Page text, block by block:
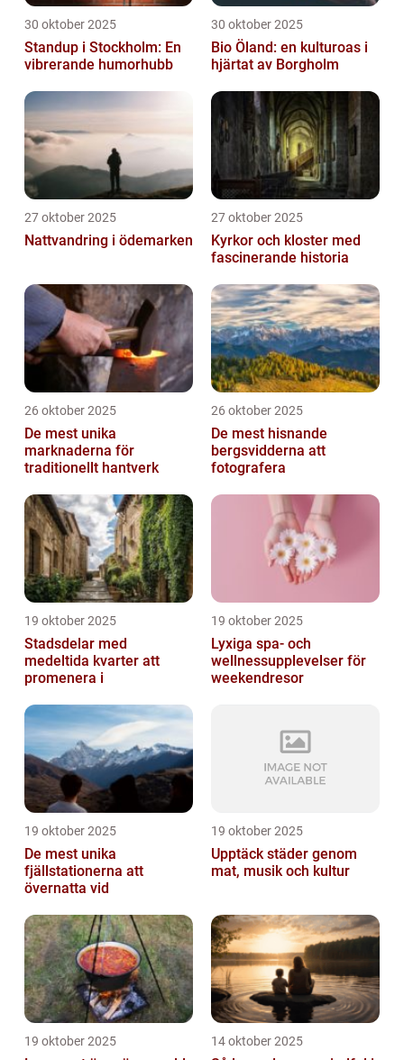
30 oktober 2025
Standup i Stockholm: En
vibrerande humorhubb
30 oktober 2025
Bio Öland: en kulturoas i
hjärtat av Borgholm
27 oktober 2025
Nattvandring i ödemarken
27 oktober 2025
Kyrkor och kloster med
fascinerande historia
26 oktober 2025
De mest unika
marknaderna för
traditionellt hantverk
26 oktober 2025
De mest hisnande
bergsvidderna att
fotografera
19 oktober 2025
Stadsdelar med
medeltida kvarter att
promenera i
19 oktober 2025
Lyxiga spa- och
wellnessupplevelser för
weekendresor
19 oktober 2025
De mest unika
fjällstationerna att
övernatta vid
19 oktober 2025
Upptäck städer genom
mat, musik och kultur
19 oktober 2025 14 oktober 2025